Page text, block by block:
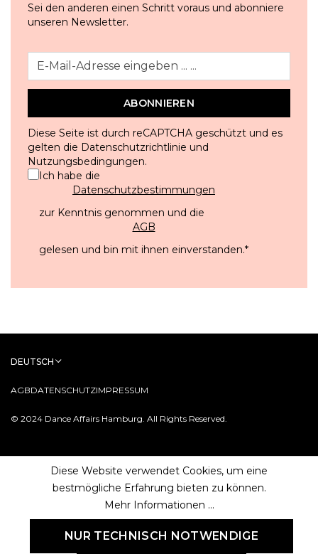
Sei den anderen einen Schritt voraus und abonniere
unseren Newsletter.
ABONNIEREN
Diese Seite ist durch reCAPTCHA geschützt und es
gelten die Datenschutzrichtlinie und
Nutzungsbedingungen.
Ich habe die
Datenschutzbestimmungen
zur Kenntnis genommen und die
AGB
gelesen und bin mit ihnen einverstanden.*
© 2024 Dance Affairs Hamburg. All Rights Reserved.
AGBDATENSCHUTZIMPRESSUM
DEUTSCH
Diese Website verwendet Cookies, um eine
bestmögliche Erfahrung bieten zu können.
Mehr Informationen ...
NUR TECHNISCH NOTWENDIGE